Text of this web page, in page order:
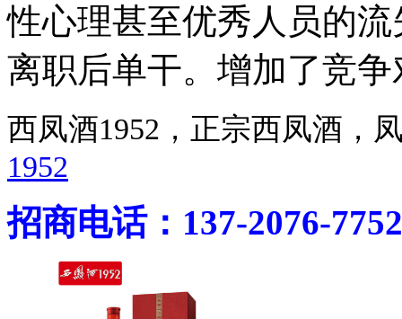
性心理甚至优秀人员的
离职后单干。增加了竞争
西凤酒1952，正宗西凤酒
1952
招商电话：137-2076-7752